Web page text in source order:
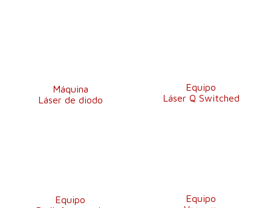
Máquina
Láser de diodo
Equipo
Equipo
Láser Q Switched
Equipo